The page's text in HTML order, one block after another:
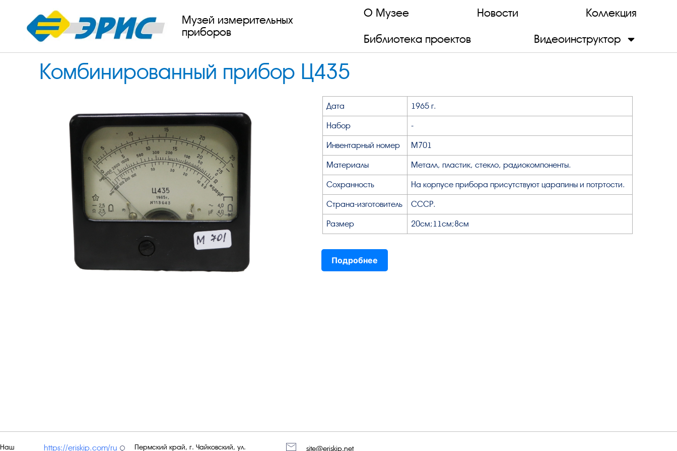
Музей измерительных
приборов
О Музее Новости Коллекция
Библиотека проектов Видеоинструктор
Комбинированный прибор Ц435
Дата 1965 г.
Набор -
Инвентарный номер М701
Материалы Металл, пластик, стекло, радиокомпоненты.
Сохранность На корпусе прибора присутствуют царапины и потртости.
Страна-изготовитель СССР.
Размер 20см;11см;8см
Подробнее
Наш https://eriskip.com/ru Пермский край, г. Чайковский, ул. site@eriskip.net